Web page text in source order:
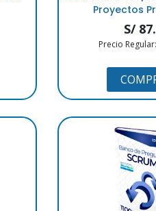
Proyectos
S/
Precio